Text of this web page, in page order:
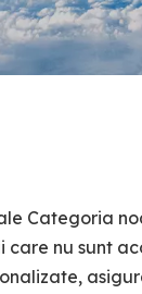
Categoria
nu sunt